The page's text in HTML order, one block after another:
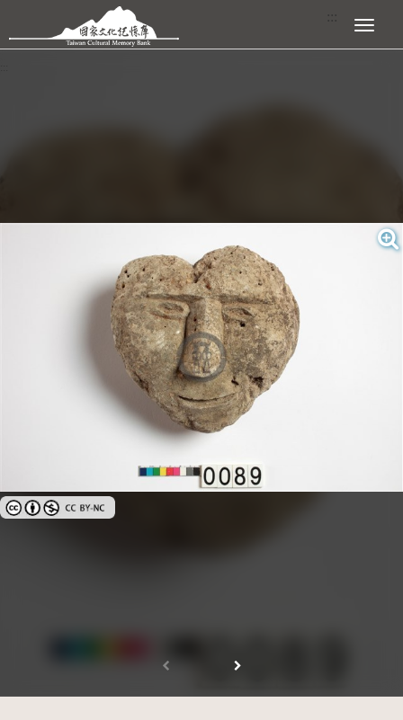
跳到主要內容區塊 展開選單
創用CC姓名標示-非商業性 3.0 台灣及其後版本(CC BY-NC 3.0 TW +)